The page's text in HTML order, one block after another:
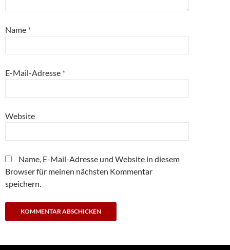
Name *
E-Mail-Adresse *
Website
Name, E-Mail-Adresse und Website in diesem
Browser für meinen nächsten Kommentar
speichern.